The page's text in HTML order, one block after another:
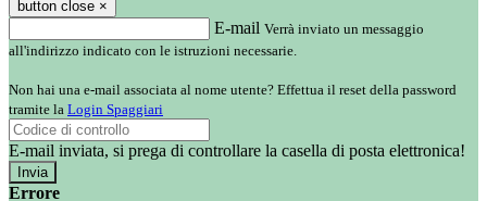
button close ×
E-mail Verrà inviato un messaggio
all'indirizzo indicato con le istruzioni necessarie.
Non hai una e-mail associata al nome utente? Effettua il reset della password
tramite la Login Spaggiari
E-mail inviata, si prega di controllare la casella di posta elettronica!
Errore